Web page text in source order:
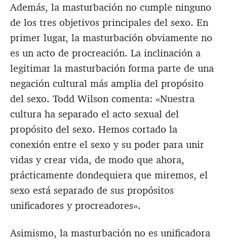
Además, la masturbación no cumple ninguno
de los tres objetivos principales del sexo. En
primer lugar, la masturbación obviamente no
es un acto de procreación. La inclinación a
legitimar la masturbación forma parte de una
negación cultural más amplia del propósito
del sexo. Todd Wilson comenta: «Nuestra
cultura ha separado el acto sexual del
propósito del sexo. Hemos cortado la
conexión entre el sexo y su poder para unir
vidas y crear vida, de modo que ahora,
prácticamente dondequiera que miremos, el
sexo está separado de sus propósitos
unificadores y procreadores».
Asimismo, la masturbación no es unificadora